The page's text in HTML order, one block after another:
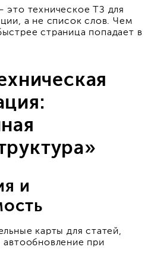
это техническое ТЗ для
а не список слов. Чем
страница попадает в
и
карты для статей,
автообновление при